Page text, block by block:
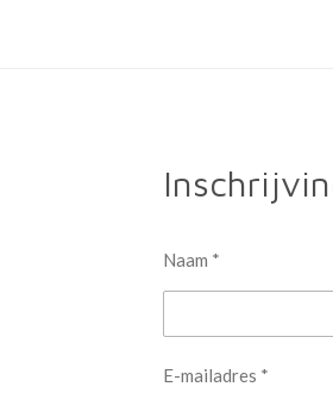
Naam *
E-mailadres *